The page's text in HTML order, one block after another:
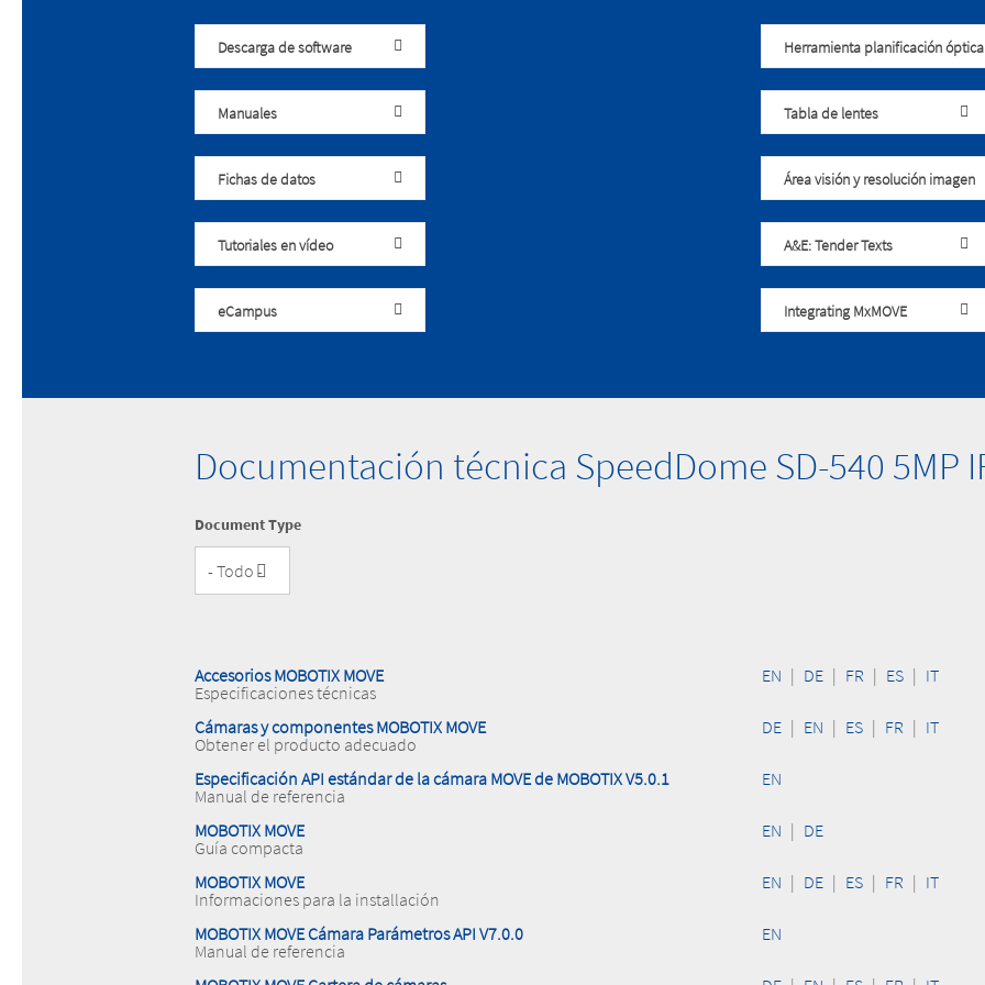
Descarga de software
Manuales
Fichas de datos
Tutoriales en vídeo
eCampus
Herramienta planificación óptica
Tabla de lentes
Área visión y resolución imagen
A&E: Tender Texts
Integrating MxMOVE
Documentación técnica SpeedDome SD-540 5MP
Document Type
Accesorios MOBOTIX MOVE
Especificaciones técnicas
EN | DE | FR | ES | IT
Cámaras y componentes MOBOTIX MOVE
Obtener el producto adecuado
DE | EN | ES | FR | IT
Especificación API estándar de la cámara MOVE de MOBOTIX V5.0.1
Manual de referencia
EN
MOBOTIX MOVE
Guía compacta
EN | DE
MOBOTIX MOVE
Informaciones para la installación
EN | DE | ES | FR | IT
MOBOTIX MOVE Cámara Parámetros API V7.0.0
Manual de referencia
EN